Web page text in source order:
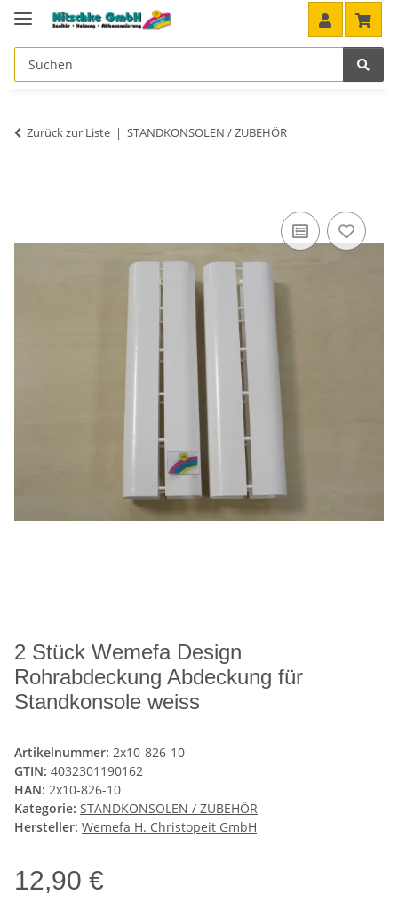
Zurück zur Liste STANDKONSOLEN / ZUBEHÖR
2 Stück Wemefa Design
Rohrabdeckung Abdeckung für
Standkonsole weiss
Artikelnummer: 2x10-826-10
GTIN: 4032301190162
HAN: 2x10-826-10
Kategorie: STANDKONSOLEN / ZUBEHÖR
Hersteller: Wemefa H. Christopeit GmbH
12,90 €